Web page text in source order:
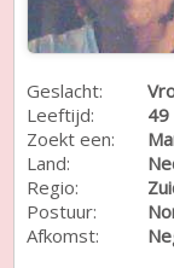
Geslacht:
Leeftijd:
49
Zoekt een:
Land:
Regio:
Postuur:
Afkomst: